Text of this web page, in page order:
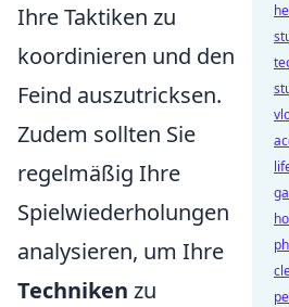
Ihre Taktiken zu
koordinieren und den
Feind auszutricksen.
Zudem sollten Sie
regelmäßig Ihre
Spielwiederholungen
analysieren, um Ihre
Techniken zu